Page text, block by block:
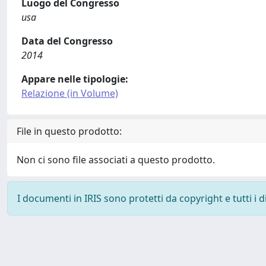
Luogo del Congresso
usa
Data del Congresso
2014
Appare nelle tipologie:
Relazione (in Volume)
File in questo prodotto:
Non ci sono file associati a questo prodotto.
I documenti in IRIS sono protetti da copyright e tutti i